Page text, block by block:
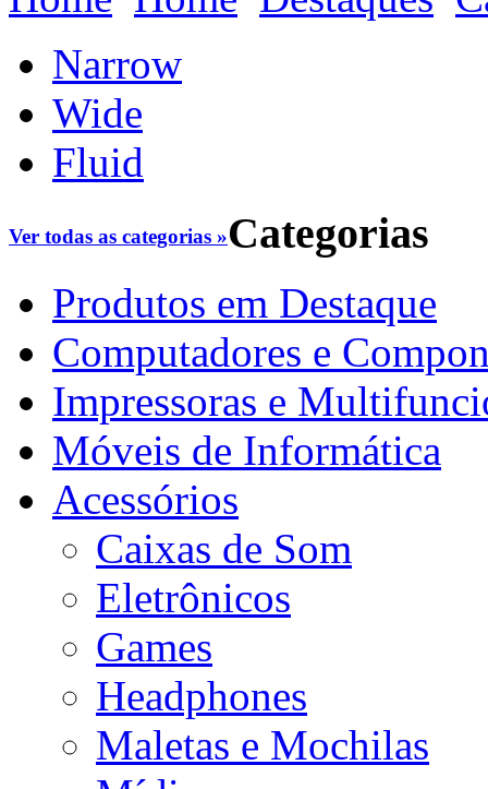
Narrow
Wide
Fluid
Ver todas as categorias »Categorias
Produtos em Destaque
Computadores e
Impressoras e
Móveis de Informática
Acessórios
Caixas de Som
Eletrônicos
Games
Headphones
Maletas e Mochilas